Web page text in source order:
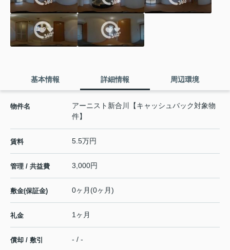
基本情報 詳細情報 周辺環境
物件名
アーニスト新合川【キャッシュバック対象物
件】
賃料 5.5万円
管理 / 共益費 3,000円
敷金(保証金) 0ヶ月(0ヶ月)
礼金 1ヶ月
償却 / 敷引 - / -